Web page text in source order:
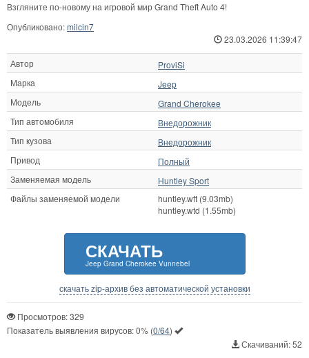
Взгляните по-новому на игровой мир Grand Theft Auto 4!
Опубликовано:milcin7
23.03.2026 11:39:47
Автор
ProviSi
Марка
Jeep
Модель
Grand Cherokee
Тип автомобиля
Внедорожник
Тип кузова
Внедорожник
Привод
Полный
Заменяемая модель
Huntley Sport
Файлы заменяемой модели
huntley.wft (9.03mb)
huntley.wtd (1.55mb)
СКАЧАТЬ
Jeep Grand Cherokee Vunnebel
скачать zip-архив без автоматической установки
Просмотров: 329
Показатель выявления вирусов:0% (0/64)
Скачиваний: 52